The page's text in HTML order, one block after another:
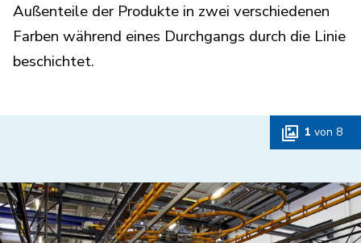
Außenteile der Produkte in zwei verschiedenen
Farben während eines Durchgangs durch die Linie
beschichtet.
1 von 8